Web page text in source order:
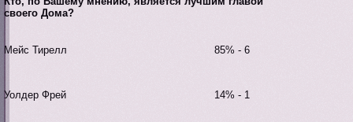
своего Дома?
Мейс Тирелл 85% - 6
Уолдер Фрей 14% - 1